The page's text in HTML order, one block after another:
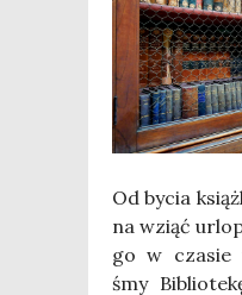
Od bycia
na wziąć
go w cza­sie
śmy